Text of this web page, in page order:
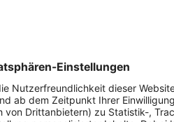
Fühle ich mich
löse und voll